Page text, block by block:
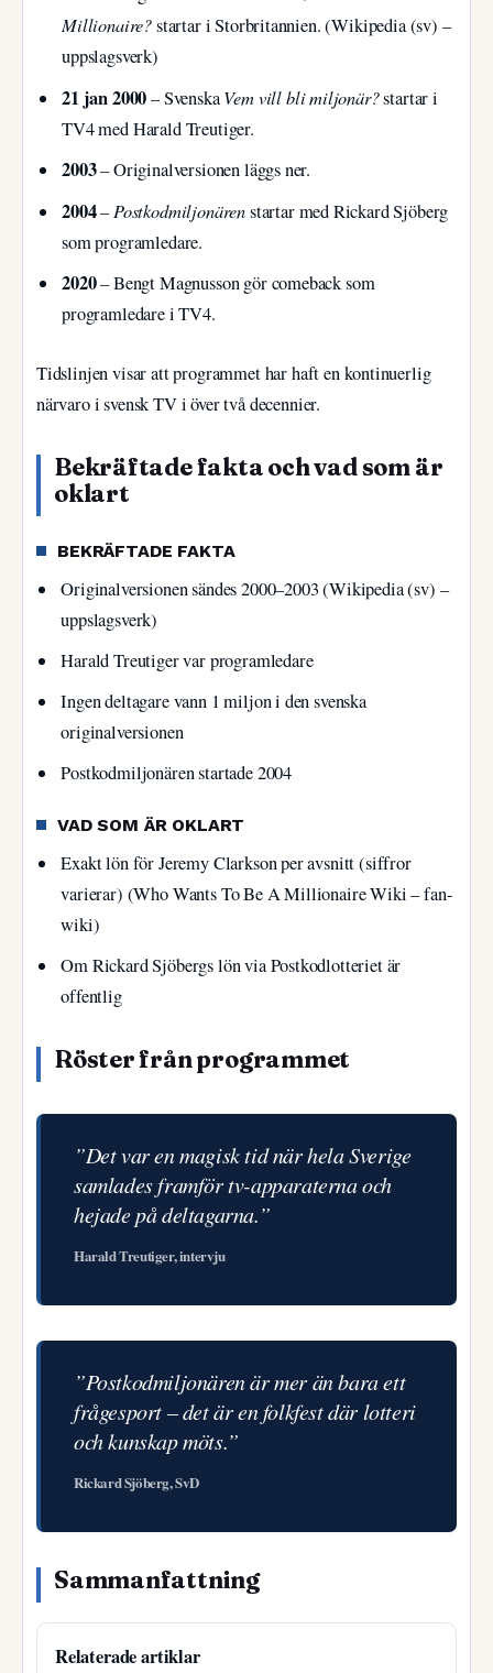
Millionaire?startar i Storbritannien. (Wikipedia (sv) –
uppslagsverk)
21 jan 2000– SvenskaVem vill bli miljonär?startar i
TV4 med Harald Treutiger.
2003– Originalversionen läggs ner.
2004–Postkodmiljonärenstartar med Rickard Sjöberg
som programledare.
2020– Bengt Magnusson gör comeback som
programledare i TV4.
Tidslinjen visar att programmet har haft en kontinuerlig
närvaro i svensk TV i över två decennier.
Bekräftade fakta och vad som är
oklart
BEKRÄFTADE FAKTA
Originalversionen sändes 2000–2003 (Wikipedia (sv) –
uppslagsverk)
Harald Treutiger var programledare
Ingen deltagare vann 1 miljon i den svenska
originalversionen
Postkodmiljonären startade 2004
VAD SOM ÄR OKLART
Exakt lön för Jeremy Clarkson per avsnitt (siffror
varierar) (Who Wants To Be A Millionaire Wiki – fan-
wiki)
Om Rickard Sjöbergs lön via Postkodlotteriet är
offentlig
Röster från programmet
”Det var en magisk tid när hela Sverige
samlades framför tv-apparaterna och
hejade på deltagarna.”
Harald Treutiger, intervju
”Postkodmiljonären är mer än bara ett
frågesport – det är en folkfest där lotteri
och kunskap möts.”
Rickard Sjöberg, SvD
Sammanfattning
Relaterade artiklar